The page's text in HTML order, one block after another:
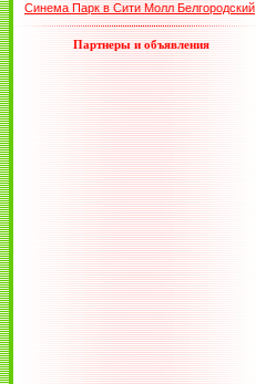
Синема Парк в Сити Молл Белгородский
Партнеры и объявления